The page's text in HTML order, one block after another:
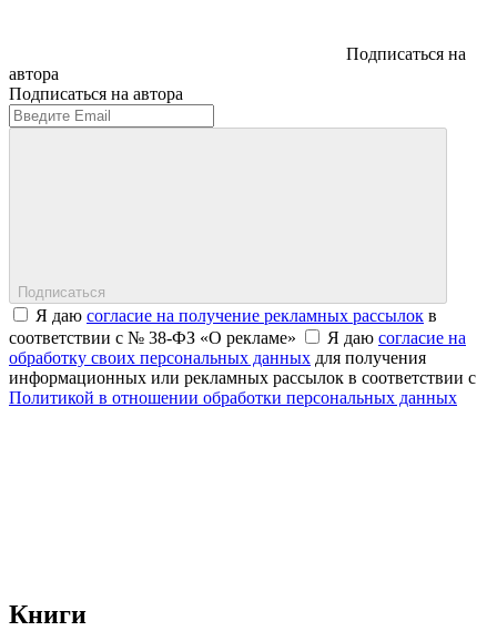
Подписаться на
автора
Подписаться на автора
Подписаться
Я даю согласие на получение рекламных рассылок в
соответствии с № 38-ФЗ «О рекламе»
Я даю согласие на
обработку своих персональных данных для получения
информационных или рекламных рассылок в соответствии с
Политикой в отношении обработки персональных данных
Книги